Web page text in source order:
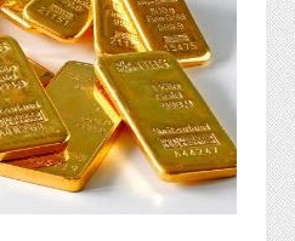
گاز
و
پتروشیمی
صنعت
و
خودرو